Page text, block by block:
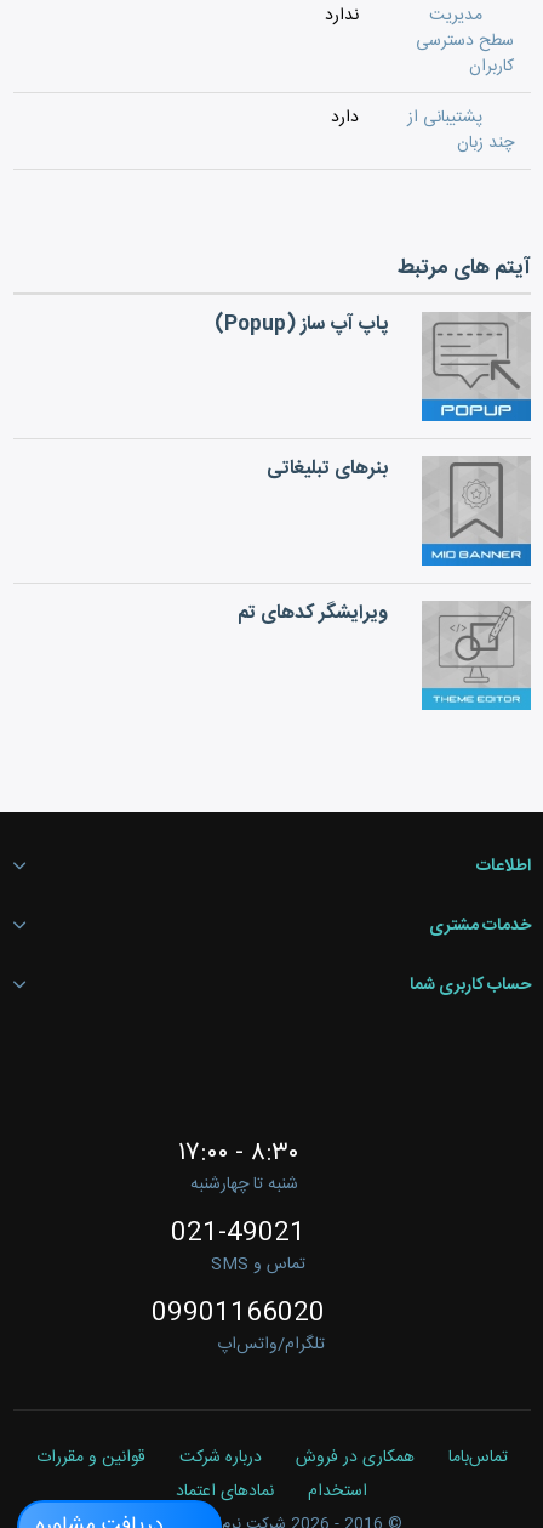
مدیریت
سطح دسترسی
کاربران
ندارد
پشتیبانی از
چند زبان
دارد
آیتم های مرتبط
پاپ آپ ساز (Popup)
بنرهای تبلیغاتی
ویرایشگر کدهای تم
اطلاعات
خدمات مشتری
حساب کاربری شما
۸:۳۰ - ۱۷:۰۰
شنبه تا چهارشنبه
021-49021
تماس و SMS
09901166020
تلگرام/واتس‌اپ
تماس‌باما همکاری در فروش درباره شرکت
قوانین و مقررات
استخدام
نمادهای اعتماد